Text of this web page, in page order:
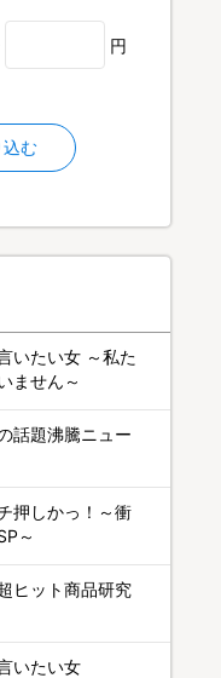
円
む
いたい女 ～私た
ません～
話題沸騰ニュー
押しかっ！～衝
～
ヒット商品研究
いたい女